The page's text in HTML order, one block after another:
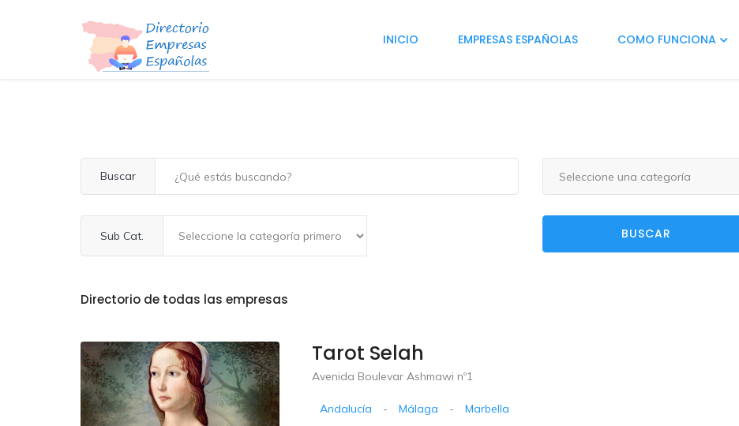
INICIO EMPRESAS ESPAÑOLAS COMO FUNCIONA
Buscar Seleccione una categoría
Sub Cat. BUSCAR
Directorio de todas las empresas
Tarot Selah
Avenida Boulevar Ashmawi nº1
Andalucía - Málaga - Marbella